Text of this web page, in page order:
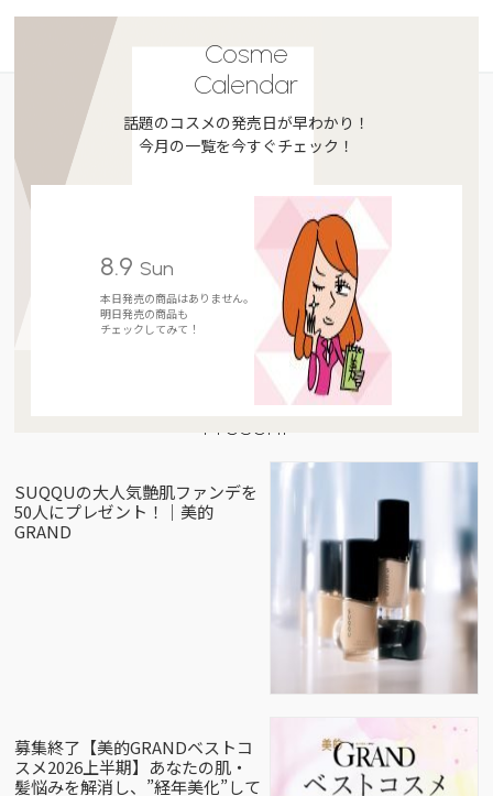
Cosme
Calendar
話題のコスメの発売日が早わかり！
今月の一覧を今すぐチェック！
8.9 Sun
本日発売の商品はありません。
明日発売の商品も
チェックしてみて！
Present
SUQQUの大人気艶肌ファンデを
50人にプレゼント！｜美的
GRAND
募集終了【美的GRANDベストコ
スメ2026上半期】あなたの肌・
髪悩みを解消し、”経年美化”して